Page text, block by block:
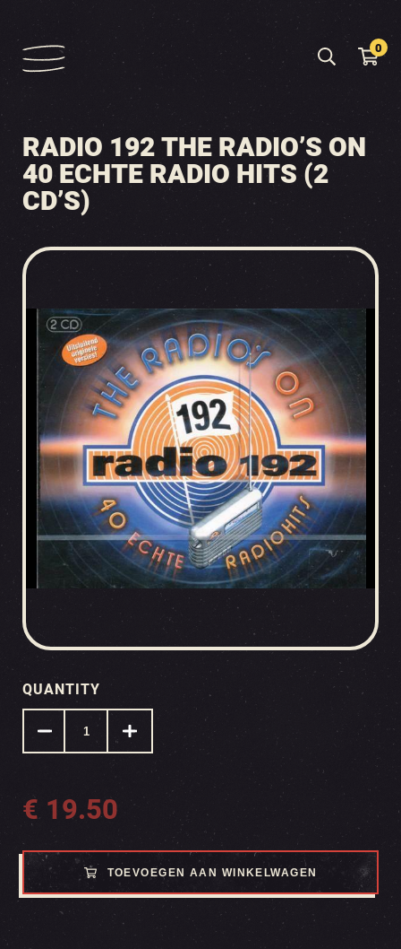
0
RADIO 192 THE RADIO’S ON
40 ECHTE RADIO HITS (2
CD’S)
QUANTITY
€ 19.50
TOEVOEGEN AAN WINKELWAGEN